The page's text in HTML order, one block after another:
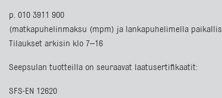
p. 010 3911 900
(matkapuhelinmaksu (mpm) ja lankapuhelimella
Tilaukset arkisin klo 7–16
Seepsulan tuotteilla on seuraavat laatusertifikaatit:
SFS-EN 12620